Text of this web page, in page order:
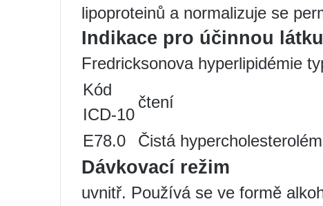
lipoproteinů a normalizuje se
Indikace pro účinnou
Fredricksonova hyperlipidémie
Kód
ICD-10
čtení
E78.0 Čistá
Dávkovací režim
uvnitř. Používá se ve formě